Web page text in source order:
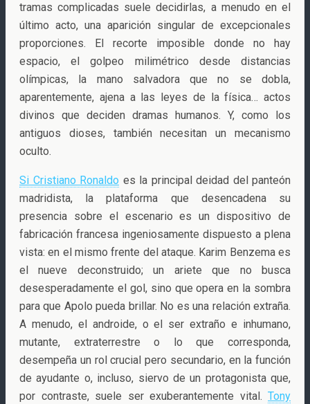
tramas complicadas suele decidirlas, a menudo en el
último acto, una aparición singular de excepcionales
proporciones. El recorte imposible donde no hay
espacio, el golpeo milimétrico desde distancias
olímpicas, la mano salvadora que no se dobla,
aparentemente, ajena a las leyes de la física… actos
divinos que deciden dramas humanos. Y, como los
antiguos dioses, también necesitan un mecanismo
oculto.
Si Cristiano Ronaldo es la principal deidad del panteón
madridista, la plataforma que desencadena su
presencia sobre el escenario es un dispositivo de
fabricación francesa ingeniosamente dispuesto a plena
vista: en el mismo frente del ataque. Karim Benzema es
el nueve deconstruido; un ariete que no busca
desesperadamente el gol, sino que opera en la sombra
para que Apolo pueda brillar. No es una relación extraña.
A menudo, el androide, o el ser extraño e inhumano,
mutante, extraterrestre o lo que corresponda,
desempeña un rol crucial pero secundario, en la función
de ayudante o, incluso, siervo de un protagonista que,
por contraste, suele ser exuberantemente vital. Tony